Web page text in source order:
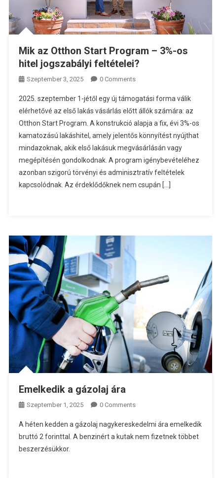
Mik az Otthon Start Program – 3%-os
hitel jogszabályi feltételei?
Szeptember 3, 2025 0 Comments
2025. szeptember 1-jétől egy új támogatási forma válik
elérhetővé az első lakás vásárlás előtt állók számára: az
Otthon Start Program. A konstrukció alapja a fix, évi 3%-os
kamatozású lakáshitel, amely jelentős könnyítést nyújthat
mindazoknak, akik első lakásuk megvásárlásán vagy
megépítésén gondolkodnak. A program igénybevételéhez
azonban szigorú törvényi és adminisztratív feltételek
kapcsolódnak. Az érdeklődőknek nem csupán […]
Emelkedik a gázolaj ára
Szeptember 1, 2025 0 Comments
A héten kedden a gázolaj nagykereskedelmi ára emelkedik
bruttó 2 forinttal. A benzinért a kutak nem fizetnek többet
beszerzésükkor.